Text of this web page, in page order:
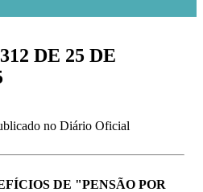
DE 25 DE
no Diário Oficial
DE "PENSÃO POR